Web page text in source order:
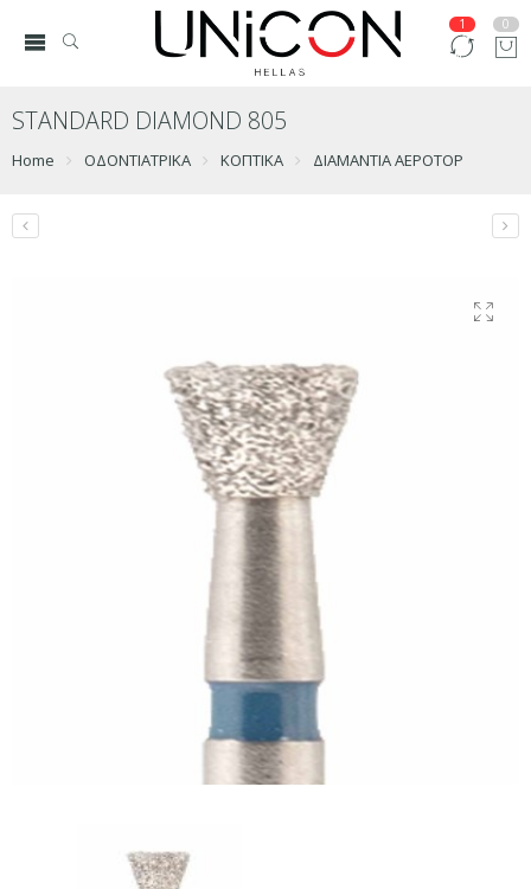
1 0
STANDARD DIAMOND 805
Home ΟΔΟΝΤΙΑΤΡΙΚΑ ΚΟΠΤΙΚΑ ΔΙΑΜΑΝΤΙΑ ΑΕΡΟΤΟΡ